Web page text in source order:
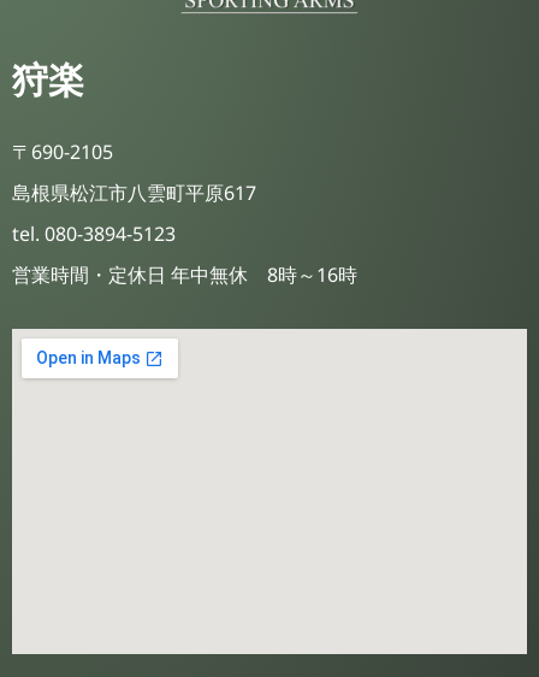
狩楽
〒690-2105
島根県松江市八雲町平原617
tel. 080-3894-5123
営業時間・定休日 年中無休 8時～16時